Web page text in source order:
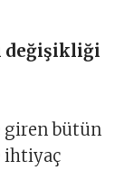
değişikliği
giren bütün
ihtiyaç